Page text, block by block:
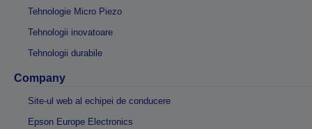
Tehnologie Micro Piezo
Tehnologii inovatoare
Tehnologii durabile
Company
Site-ul web al echipei de conducere
Epson Europe Electronics